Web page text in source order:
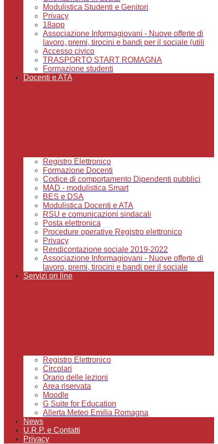
Modulistica Studenti e Genitori
Privacy
18app
Associazione Informagiovani - Nuove offerte di
lavoro, premi, tirocini e bandi per il sociale (utili
Accesso civico
TRASPORTO START ROMAGNA
Formazione studenti
Docenti e ATA
Registro Elettronico
Formazione Docenti
Codice di comportamento Dipendenti pubblici
MAD - modulistica Smart
BES e DSA
Modulistica Docenti e ATA
RSU e comunicazioni sindacali
Posta elettronica
Procedure operative Registro elettronico
Privacy
Rendicontazione sociale 2019-2022
Associazione Informagiovani - Nuove offerte di
lavoro, premi, tirocini e bandi per il sociale
Servizi on line
Registro Elettronico
Circolari
Orario delle lezioni
Area riservata
Moodle
G Suite for Education
Allerta Meteo Emilia Romagna
News
U.R.P. e Contatti
Privacy